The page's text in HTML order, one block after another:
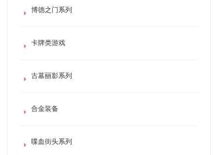
博德之门系列
卡牌类游戏
古墓丽影系列
合金装备
喋血街头系列